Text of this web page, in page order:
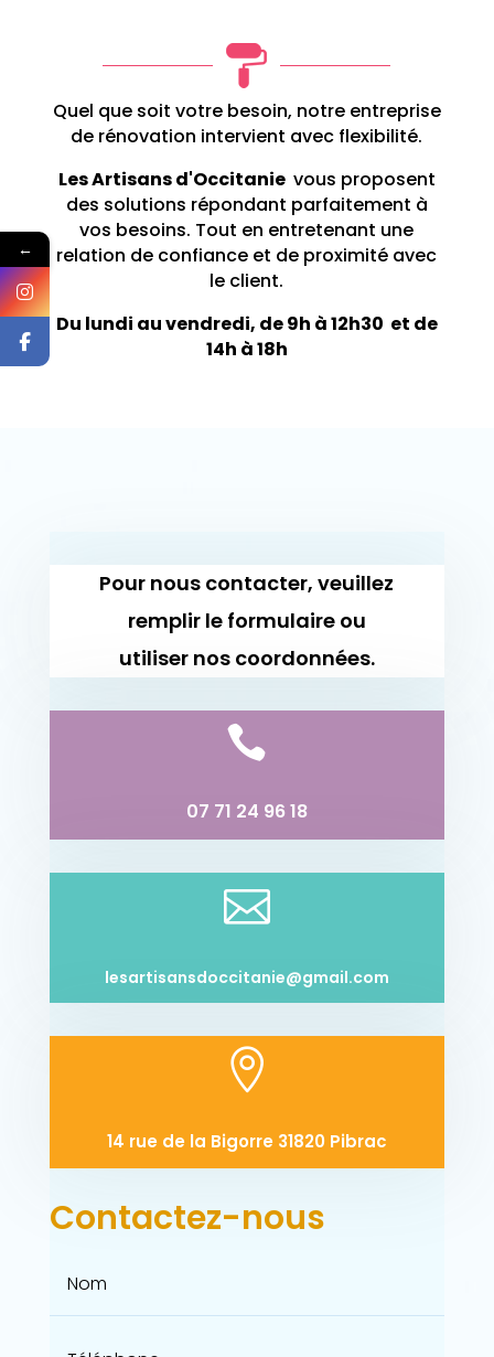
Quel que soit votre besoin, notre entreprise
de rénovation intervient avec flexibilité.
Les Artisans d'Occitanie vous proposent
des solutions répondant parfaitement à
vos besoins. Tout en entretenant une
relation de confiance et de proximité avec
le client.
Du lundi au vendredi, de 9h à 12h30 et de
14h à 18h
Pour nous contacter, veuillez
remplir le formulaire ou
utiliser nos coordonnées.

07 71 24 96 18

lesartisansdoccitanie@gmail.com

14 rue de la Bigorre 31820 Pibrac
Contactez-nous
←